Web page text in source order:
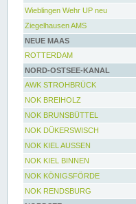
Wieblingen Wehr UP neu
Ziegelhausen AMS
NEUE MAAS
ROTTERDAM
NORD-OSTSEE-KANAL
AWK STROHBRÜCK
NOK BREIHOLZ
NOK BRUNSBÜTTEL
NOK DÜKERSWISCH
NOK KIEL AUSSEN
NOK KIEL BINNEN
NOK KÖNIGSFÖRDE
NOK RENDSBURG